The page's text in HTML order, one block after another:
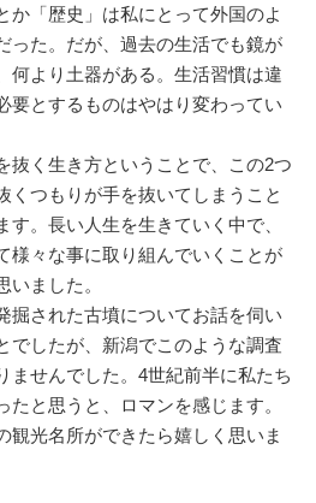
か「歴史」は私にとって外国のよ
った。だが、過去の生活でも鏡が
何より土器がある。生活習慣は違
要とするものはやはり変わってい
抜く生き方ということで、この2つ
くつもりが手を抜いてしまうこと
。長い人生を生きていく中で、
様々な事に取り組んでいくことが
いました。
掘された古墳についてお話を伺い
でしたが、新潟でこのような調査
ませんでした。4世紀前半に私たち
と思うと、ロマンを感じます。
観光名所ができたら嬉しく思いま